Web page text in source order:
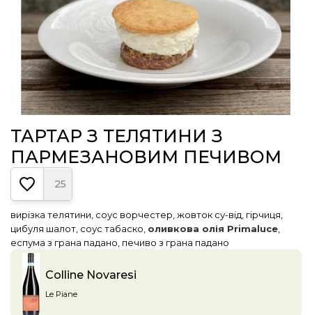
ТАРТАР З ТЕЛЯТИНИ З
ПАРМЕЗАНОВИМ ПЕЧИВОМ
25
вирізка телятини, соус ворчестер, жовток су-від, гірчиця,
цибуля шалот, соус табаско, оливкова олія Primaluce
еспума з грана падано, печиво з грана падано
Colline Novaresi
Le Piane